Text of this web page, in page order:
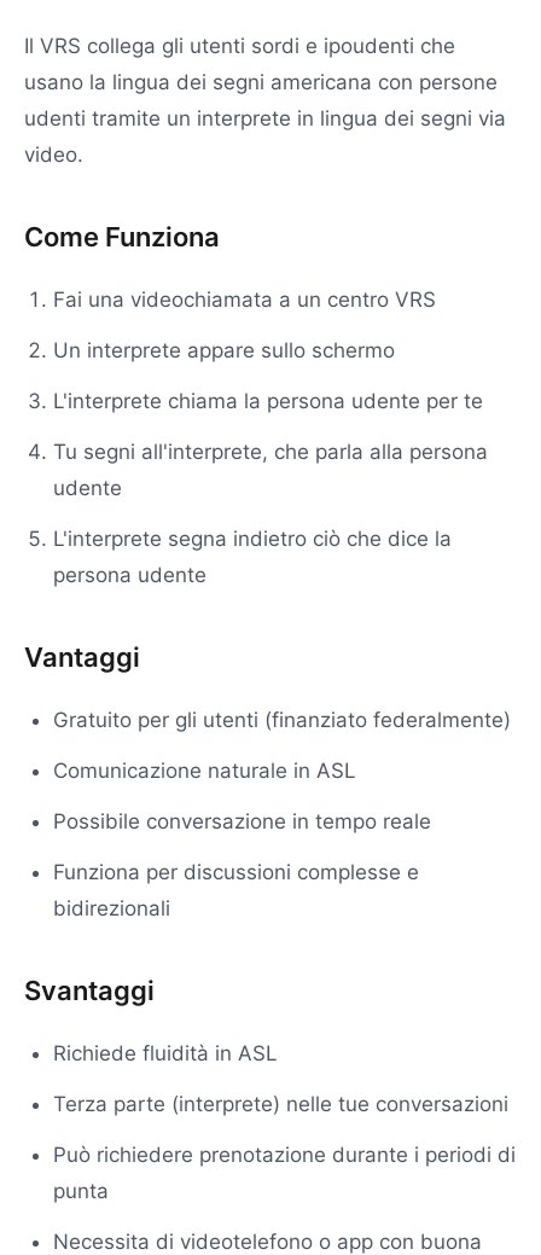
Il VRS collega gli utenti sordi e ipoudenti che
usano la lingua dei segni americana con persone
udenti tramite un interprete in lingua dei segni via
video.
Come Funziona
Fai una videochiamata a un centro VRS
Un interprete appare sullo schermo
L'interprete chiama la persona udente per te
Tu segni all'interprete, che parla alla persona
udente
L'interprete segna indietro ciò che dice la
persona udente
Vantaggi
Gratuito per gli utenti (finanziato federalmente)
Comunicazione naturale in ASL
Possibile conversazione in tempo reale
Funziona per discussioni complesse e
bidirezionali
Svantaggi
Richiede fluidità in ASL
Terza parte (interprete) nelle tue conversazioni
Può richiedere prenotazione durante i periodi di
punta
Necessita di videotelefono o app con buona